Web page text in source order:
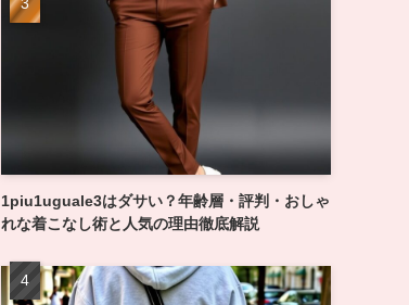
1piu1uguale3はダサい？年齢層・評判・おしゃ
れな着こなし術と人気の理由徹底解説